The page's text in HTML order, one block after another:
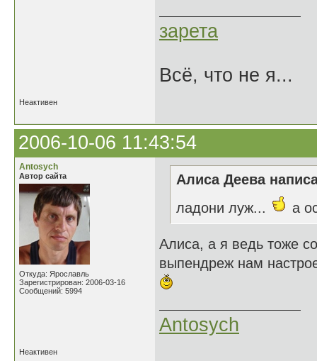
зарета
Всё, что не я...
Неактивен
2006-10-06 11:43:54
Antosych
Автор сайта
Откуда: Ярославль
Зарегистрирован: 2006-03-16
Сообщений: 5994
Алиса Деева
ладони луж...
а
Алиса, а я ведь тоже
выпендреж нам
Antosych
Неактивен